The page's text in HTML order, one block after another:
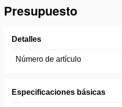
Presupuesto
Detalles
Número de artículo
Especificaciones básicas